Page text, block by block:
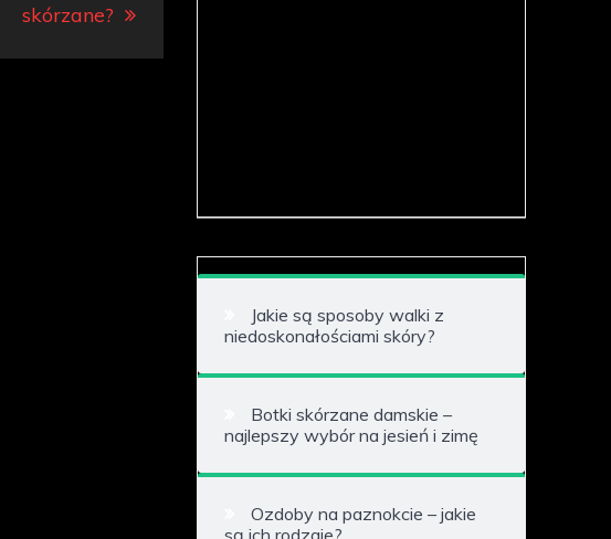
skórzane?
Jakie są sposoby walki z
niedoskonałościami skóry?
Botki skórzane damskie –
najlepszy wybór na jesień i zimę
Ozdoby na paznokcie – jakie
są ich rodzaje?